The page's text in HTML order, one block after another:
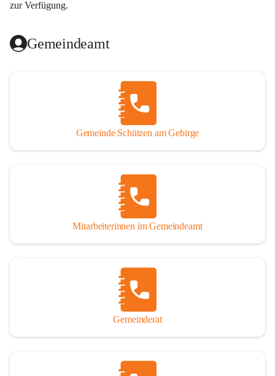
zur Verfügung.
Gemeindeamt
Gemeinde Schützen am Gebirge
Mitarbeiterinnen im Gemeindeamt
Gemeinderat